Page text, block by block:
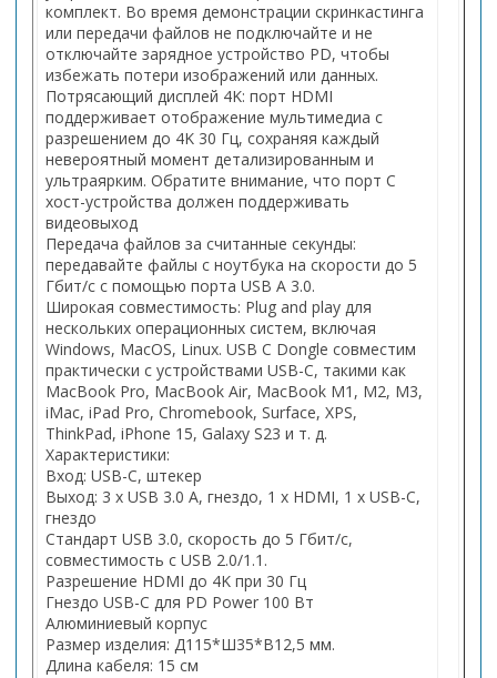
комплект. Во время демонстрации скринкастинга
или передачи файлов не подключайте и не
отключайте зарядное устройство PD, чтобы
избежать потери изображений или данных.
Потрясающий дисплей 4K: порт HDMI
поддерживает отображение мультимедиа с
разрешением до 4K 30 Гц, сохраняя каждый
невероятный момент детализированным и
ультраярким. Обратите внимание, что порт C
хост-устройства должен поддерживать
видеовыход
Передача файлов за считанные секунды:
передавайте файлы с ноутбука на скорости до 5
Гбит/с с помощью порта USB A 3.0.
Широкая совместимость: Plug and play для
нескольких операционных систем, включая
Windows, MacOS, Linux. USB C Dongle совместим
практически с устройствами USB-C, такими как
MacBook Pro, MacBook Air, MacBook M1, M2, M3,
iMac, iPad Pro, Chromebook, Surface, XPS,
ThinkPad, iPhone 15, Galaxy S23 и т. д.
Характеристики:
Вход: USB-C, штекер
Выход: 3 х USB 3.0 A, гнездо, 1 х HDMI, 1 х USB-C,
гнездо
Стандарт USB 3.0, скорость до 5 Гбит/с,
совместимость с USB 2.0/1.1.
Разрешение HDMI до 4K при 30 Гц
Гнездо USB-C для PD Power 100 Вт
Алюминиевый корпус
Размер изделия: Д115*Ш35*В12,5 мм.
Длина кабеля: 15 см